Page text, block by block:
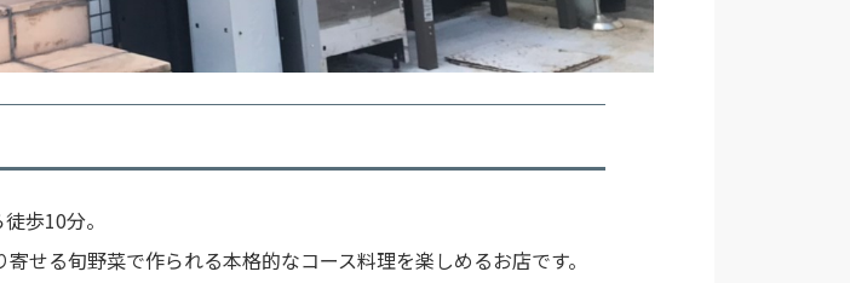
歩10分。
せる旬野菜で作られる本格的なコース料理を楽しめるお店です。